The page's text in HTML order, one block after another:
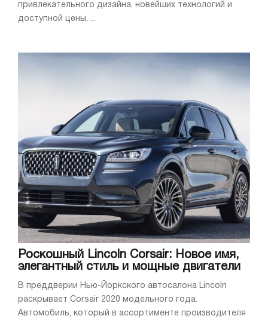
привлекательного дизайна, новейших технологий и
доступной цены, ...
Роскошный Lincoln Corsair: Новое имя,
элегантный стиль и мощные двигатели
В преддверии Нью-Йоркского автосалона Lincoln
раскрывает Corsair 2020 модельного года.
Автомобиль, который в ассортименте производителя